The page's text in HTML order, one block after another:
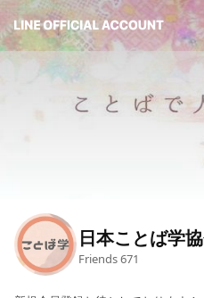
日本ことば学
Friends671